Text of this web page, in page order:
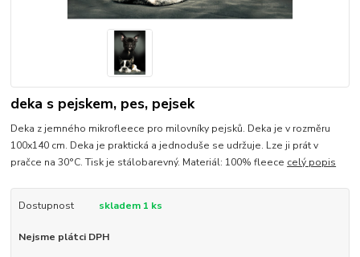
deka s pejskem, pes, pejsek
Deka z jemného mikrofleece pro milovníky pejsků. Deka je v rozměru
100x140 cm. Deka je praktická a jednoduše se udržuje. Lze ji prát v
pračce na 30°C. Tisk je stálobarevný. Materiál: 100% fleece celý popis
Dostupnost skladem 1 ks
Nejsme plátci DPH